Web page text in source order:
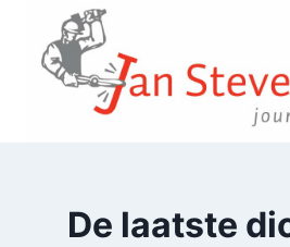
Doorgaan
inhoud
De laatste